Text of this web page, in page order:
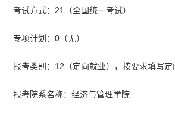
考试方式：21（全国统一考试）
专项计划：0（无）
报考类别：12（定向就业），按要求填写定
报考院系名称：经济与管理学院